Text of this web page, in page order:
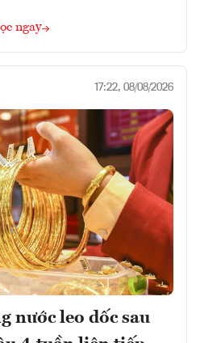
ngay
17:22, 08/08/2026
nước leo dốc sau